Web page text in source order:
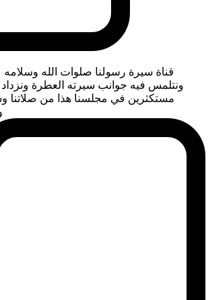
قناة سيرة رسولنا صلوات الله وسلامه
ونتلمس فيه جوانب سيرته العطرة ونزداد
مستكثرين في مجلسنا هذا من صلاتنا